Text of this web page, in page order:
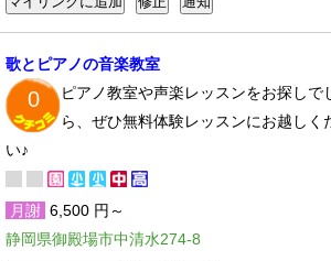
歌とピアノの音楽教室
0
ピアノ教室や声楽レッスンをお探しで
ら、ぜひ無料体験レッスンにお越しく
い♪
月謝 6,500 円～
静岡県御殿場市中清水274-8